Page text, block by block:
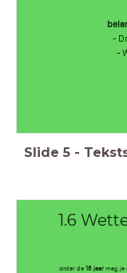
-
-
Slide 5 -
1.6
onder de 18 jaar mag je